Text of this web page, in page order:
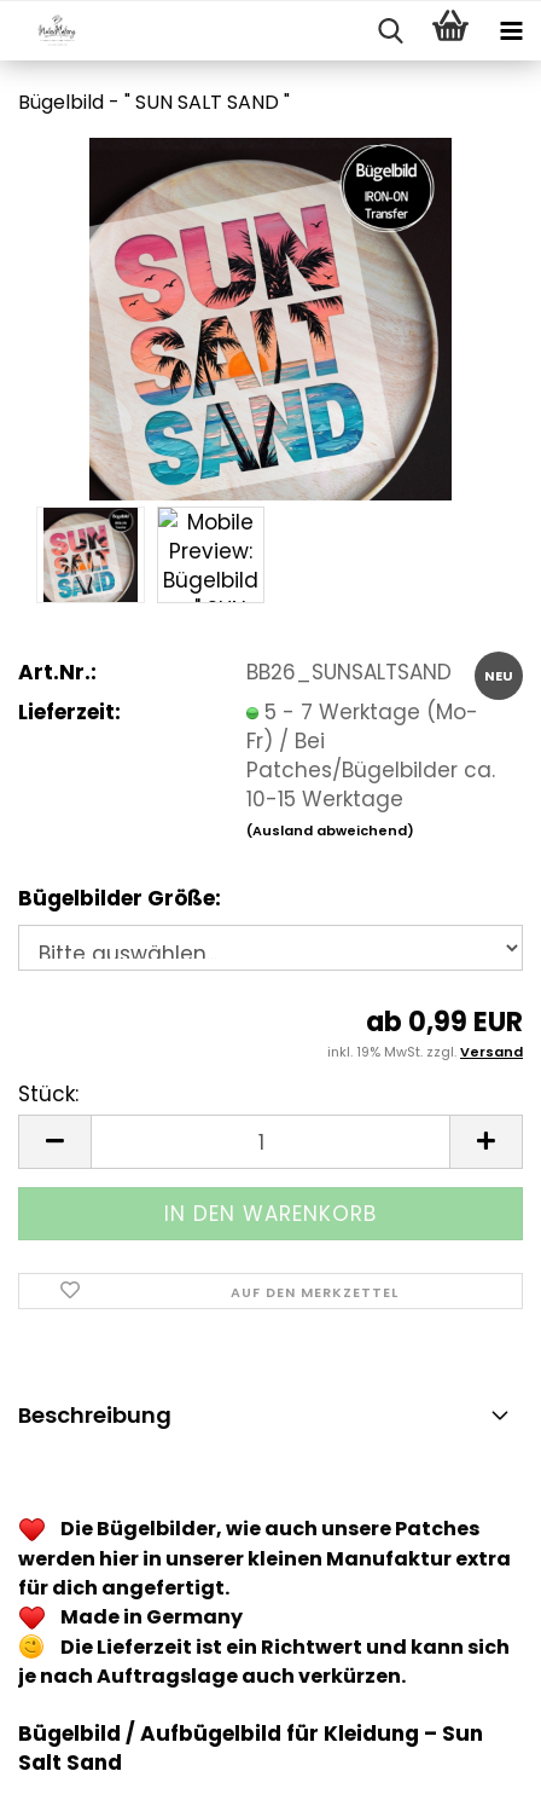
Bügelbild - " SUN SALT SAND "
NEU
Art.Nr.:
BB26_SUNSALTSAND
Lieferzeit:
5 - 7 Werktage (Mo-
Fr) / Bei
Patches/Bügelbilder ca.
10-15 Werktage
(Ausland abweichend)
Bügelbilder Größe:
ab 0,99 EUR
inkl. 19% MwSt. zzgl.Versand
Stück:
AUF DEN MERKZETTEL
Beschreibung
Die Bügelbilder, wie auch unsere Patches
werden hier in unserer kleinen Manufaktur extra
für dich angefertigt.
Made in Germany
Die Lieferzeit ist ein Richtwert und kann sich
je nach Auftragslage auch verkürzen.
Bügelbild / Aufbügelbild für Kleidung – Sun
Salt Sand